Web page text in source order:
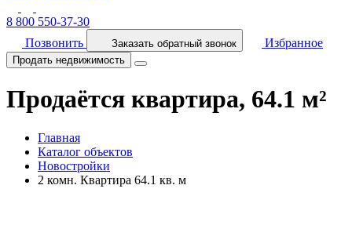
8 800 550-37-30
Позвонить
Заказать обратный звонок Избранное
Продать недвижимость
Продаётся квартира, 64.1 м²
Главная
Каталог объектов
Новостройки
2 комн. Квартира 64.1 кв. м